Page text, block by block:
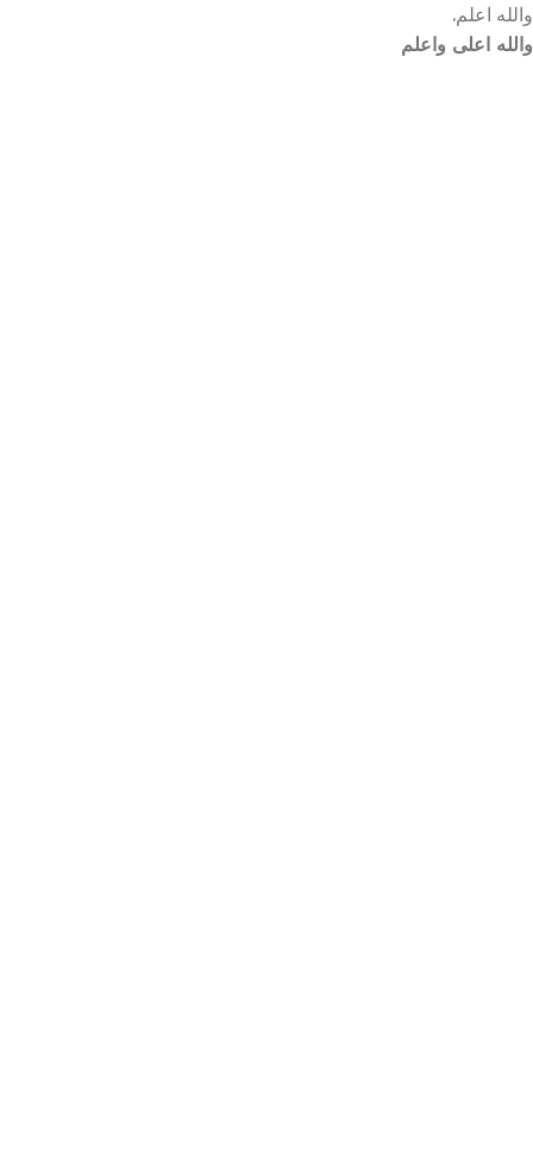
والله اعلم.
والله اعلى واعلم